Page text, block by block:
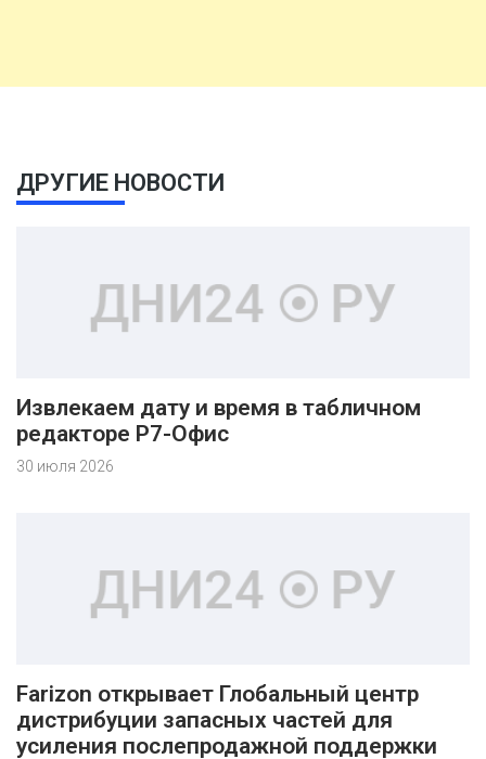
ДРУГИЕ НОВОСТИ
Извлекаем дату и время в табличном
редакторе Р7-Офис
30 июля 2026
Farizon открывает Глобальный центр
дистрибуции запасных частей для
усиления послепродажной поддержки